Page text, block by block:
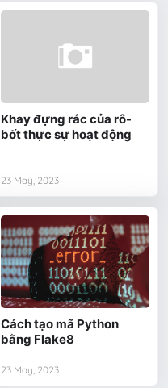
Khay đựng rác của rô-
bốt thực sự hoạt động
23 May, 2023
Cách tạo mã Python
bằng Flake8
23 May, 2023